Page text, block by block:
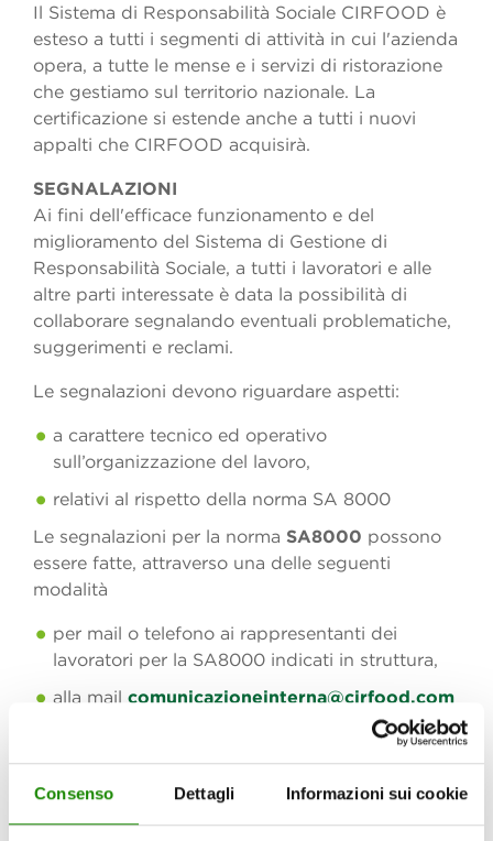
Consenso Dettagli Informazioni sui cookie
Il Sistema di Responsabilità Sociale CIRFOOD è
esteso a tutti i segmenti di attività in cui l'azienda
opera, a tutte le mense e i servizi di ristorazione
che gestiamo sul territorio nazionale. La
certificazione si estende anche a tutti i nuovi
appalti che CIRFOOD acquisirà.
SEGNALAZIONI
Ai fini dell'efficace funzionamento e del
miglioramento del Sistema di Gestione di
Responsabilità Sociale, a tutti i lavoratori e alle
altre parti interessate è data la possibilità di
collaborare segnalando eventuali problematiche,
suggerimenti e reclami.
Le segnalazioni devono riguardare aspetti:
a carattere tecnico ed operativo
sull’organizzazione del lavoro,
relativi al rispetto della norma SA 8000
Le segnalazioni per la norma SA8000 possono
essere fatte, attraverso una delle seguenti
modalità
per mail o telefono ai rappresentanti dei
lavoratori per la SA8000 indicati in struttura,
alla mail comunicazioneinterna@cirfood.com
inviando una lettera a CIRFOOD via Alfred
Bernhard Nobel, 19 42124 Reggio Emilia